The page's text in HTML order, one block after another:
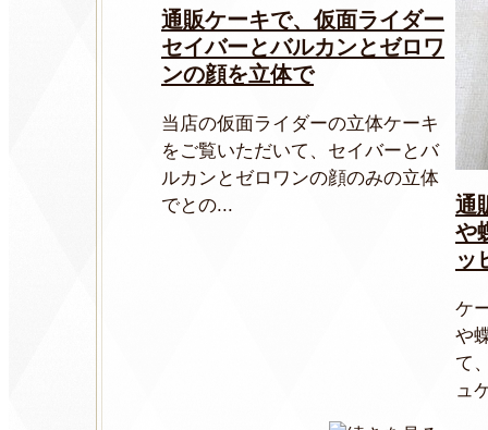
通販ケーキで、仮面ライダー
セイバーとバルカンとゼロワ
ンの顔を立体で
当店の仮面ライダーの立体ケーキ
をご覧いただいて、セイバーとバ
ルカンとゼロワンの顔のみの立体
でとの...
通
や
ッ
ケ
や
て
ュ